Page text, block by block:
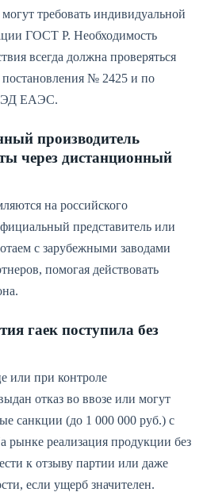
требовать индивидуальной
ГОСТ Р. Необходимость
всегда должна проверяться
№ 2425 и по
ЕАЭС.
производитель
через дистанционный
на российского
представитель или
с зарубежными заводами
помогая действовать
гаек поступила без
или при контроле
отказ во ввозе или могут
санкции (до 1 000 000 руб.) с
рынке реализация продукции без
к отзыву партии или даже
если ущерб значителен.